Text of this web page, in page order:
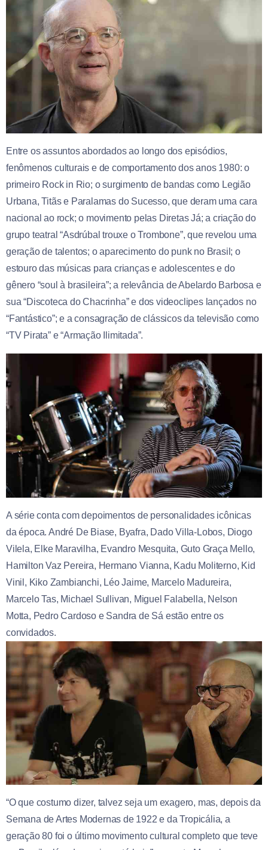
Entre os assuntos abordados ao longo dos episódios,
fenômenos culturais e de comportamento dos anos 1980: o
primeiro Rock in Rio; o surgimento de bandas como Legião
Urbana, Titãs e Paralamas do Sucesso, que deram uma cara
nacional ao rock; o movimento pelas Diretas Já; a criação do
grupo teatral “Asdrúbal trouxe o Trombone”, que revelou uma
geração de talentos; o aparecimento do punk no Brasil; o
estouro das músicas para crianças e adolescentes e do
gênero “soul à brasileira”; a relevância de Abelardo Barbosa e
sua “Discoteca do Chacrinha” e dos videoclipes lançados no
“Fantástico”; e a consagração de clássicos da televisão como
“TV Pirata” e “Armação Ilimitada”.
A série conta com depoimentos de personalidades icônicas
da época. André De Biase, Byafra, Dado Villa-Lobos, Diogo
Vilela, Elke Maravilha, Evandro Mesquita, Guto Graça Mello,
Hamilton Vaz Pereira, Hermano Vianna, Kadu Moliterno, Kid
Vinil, Kiko Zambianchi, Léo Jaime, Marcelo Madureira,
Marcelo Tas, Michael Sullivan, Miguel Falabella, Nelson
Motta, Pedro Cardoso e Sandra de Sá estão entre os
convidados.
“O que costumo dizer, talvez seja um exagero, mas, depois da
Semana de Artes Modernas de 1922 e da Tropicália, a
geração 80 foi o último movimento cultural completo que teve